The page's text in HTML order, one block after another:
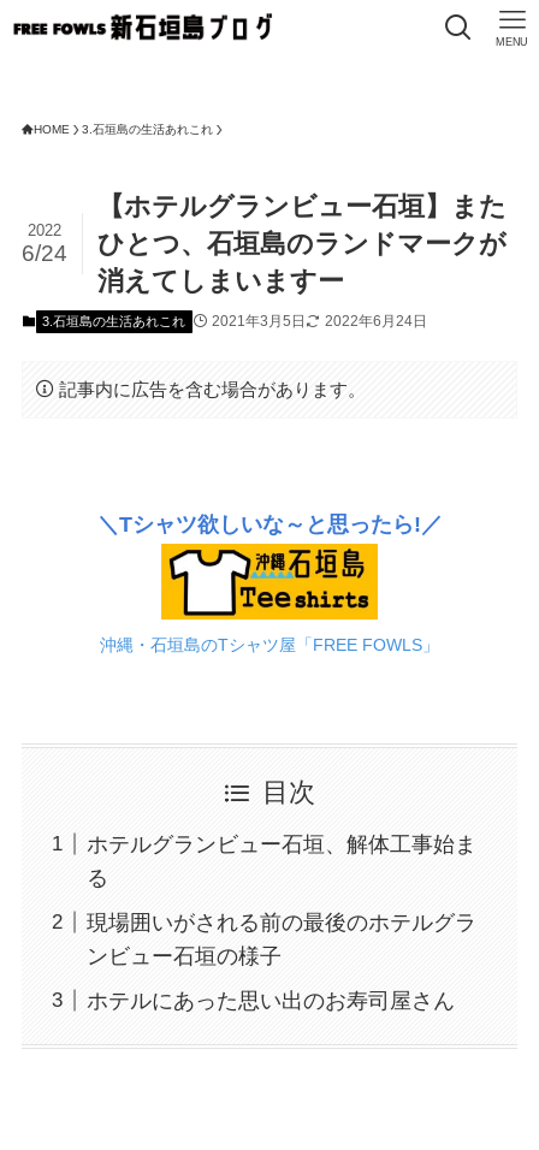
MENU
HOME 3.石垣島の生活あれこれ
【ホテルグランビュー石垣】また
ひとつ、石垣島のランドマークが
消えてしまいますー
2022
6/24
3.石垣島の生活あれこれ 2021年3月5日 2022年6月24日
記事内に広告を含む場合があります。
＼Tシャツ欲しいな～と思ったら!／
沖縄・石垣島のTシャツ屋「FREE FOWLS」
目次
ホテルグランビュー石垣、解体工事始ま
る
現場囲いがされる前の最後のホテルグラ
ンビュー石垣の様子
ホテルにあった思い出のお寿司屋さん